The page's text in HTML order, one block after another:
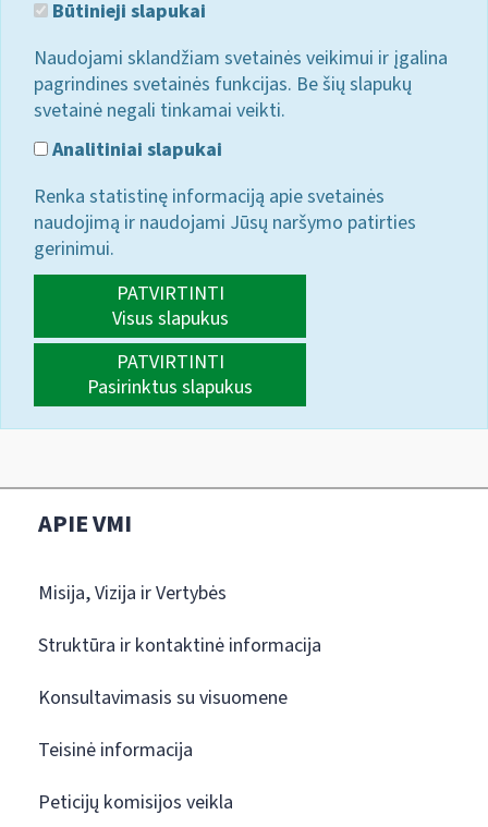
Būtinieji slapukai
Naudojami sklandžiam svetainės veikimui ir įgalina
pagrindines svetainės funkcijas. Be šių slapukų
svetainė negali tinkamai veikti.
Analitiniai slapukai
Renka statistinę informaciją apie svetainės
naudojimą ir naudojami Jūsų naršymo patirties
gerinimui.
PATVIRTINTI
Visus slapukus
PATVIRTINTI
Pasirinktus slapukus
APIE VMI
Misija, Vizija ir Vertybės
Struktūra ir kontaktinė informacija
Konsultavimasis su visuomene
Teisinė informacija
Peticijų komisijos veikla